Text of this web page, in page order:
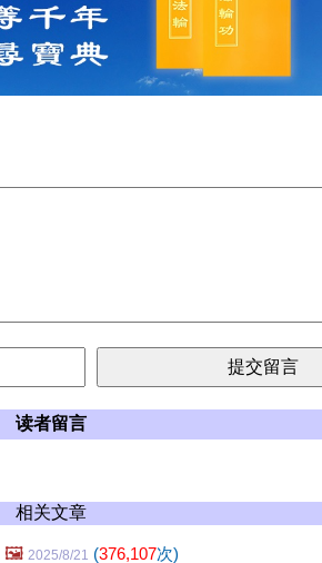
读者留言
相关文章
🖼️ 2025/8/21 (376,107次)